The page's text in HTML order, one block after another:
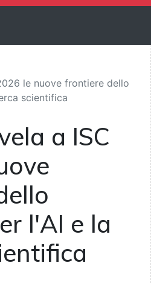
le nuove frontiere dello
scientifica
a ISC
l'AI e la